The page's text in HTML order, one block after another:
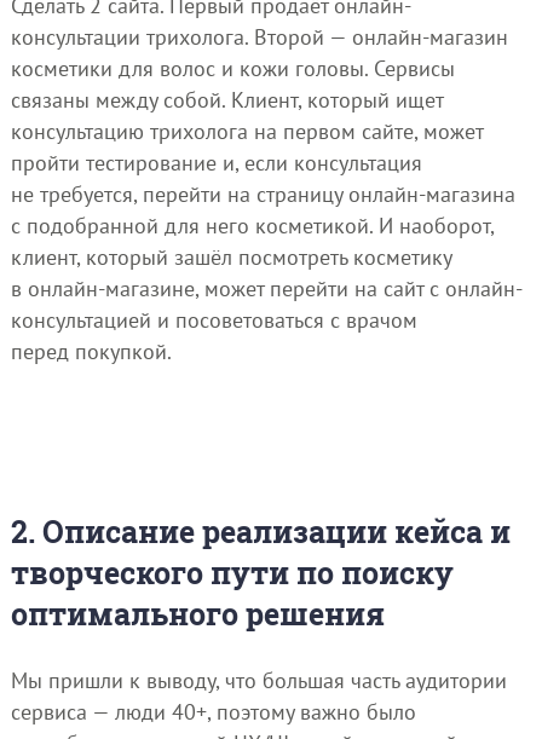
консультации трихолога. Второй — онлайн-магазин
косметики для волос и кожи головы. Сервисы
связаны между собой. Клиент, который ищет
консультацию трихолога на первом сайте, может
пройти тестирование и, если консультация
не требуется, перейти на страницу онлайн-магазина
с подобранной для него косметикой. И наоборот,
клиент, который зашёл посмотреть косметику
в онлайн-магазине, может перейти на сайт с онлайн-
консультацией и посоветоваться с врачом
перед покупкой.
2. Описание реализации кейса и
творческого пути по поиску
оптимального решения
Мы пришли к выводу, что большая часть аудитории
сервиса — люди 40+, поэтому важно было